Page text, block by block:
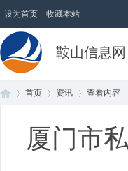
设为首页 收藏本站
鞍山信息网
首页 资讯
›
查看内容
厦门市